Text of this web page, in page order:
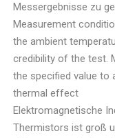
Messergebnisse zu
Measurement
the ambient
credibility of the test.
the specified value to
thermal effect
Elektromagnetische
Thermistors ist groß